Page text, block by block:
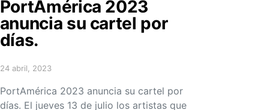
PortAmérica 2023
anuncia su cartel por
días.
Posted on
24 abril, 2023
PortAmérica 2023 anuncia su cartel por
días. El jueves 13 de julio los artistas que